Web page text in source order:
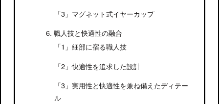
マグネット式イヤーカップ
職人技と快適性の融合
細部に宿る職人技
快適性を追求した設計
実用性と快適性を兼ね備えたディテー
ル